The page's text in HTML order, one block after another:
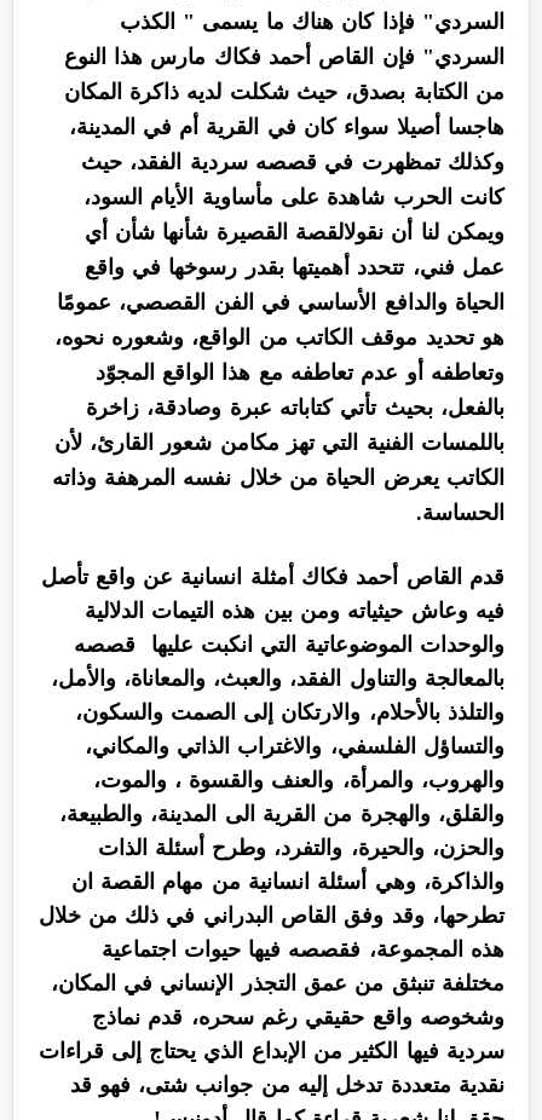
السردي" فإذا كان هناك ما يسمى " الكذب
السردي" فإن القاص أحمد فكاك مارس هذا النوع
من الكتابة بصدق، حيث شكلت لديه ذاكرة المكان
هاجسا أصيلا سواء كان في القرية أم في المدينة،
وكذلك تمظهرت في قصصه سردية الفقد، حيث
كانت الحرب شاهدة على مأساوية الأيام السود،
ويمكن لنا أن نقولالقصة القصيرة شأنها شأن أي
عمل فني، تتحدد أهميتها بقدر رسوخها في واقع
الحياة والدافع الأساسي في الفن القصصي، عمومًا
هو تحديد موقف الكاتب من الواقع، وشعوره نحوه،
وتعاطفه أو عدم تعاطفه مع هذا الواقع المجوّد
بالفعل، بحيث تأتي كتاباته عبرة وصادقة، زاخرة
باللمسات الفنية التي تهز مكامن شعور القارئ، لأن
الكاتب يعرض الحياة من خلال نفسه المرهفة وذاته
الحساسة.
قدم القاص أحمد فكاك أمثلة انسانية عن واقع تأصل
فيه وعاش حيثياته ومن بين هذه التيمات الدلالية
والوحدات الموضوعاتية التي انكبت عليها قصصه
بالمعالجة والتناول الفقد، والعبث، والمعاناة، والأمل،
والتلذذ بالأحلام، والارتكان إلى الصمت والسكون،
والتساؤل الفلسفي، والاغتراب الذاتي والمكاني،
والهروب، والمرأة، والعنف والقسوة ، والموت،
والقلق، والهجرة من القرية الى المدينة، والطبيعة،
والحزن، والحيرة، والتفرد، وطرح أسئلة الذات
والذاكرة، وهي أسئلة انسانية من مهام القصة ان
تطرحها، وقد وفق القاص البدراني في ذلك من خلال
هذه المجموعة، فقصصه فيها حيوات اجتماعية
مختلفة تنبثق من عمق التجذر الإنساني في المكان،
وشخوصه واقع حقيقي رغم سحره، قدم نماذج
سردية فيها الكثير من الإبداع الذي يحتاج إلى قراءات
نقدية متعددة تدخل إليه من جوانب شتى، فهو قد